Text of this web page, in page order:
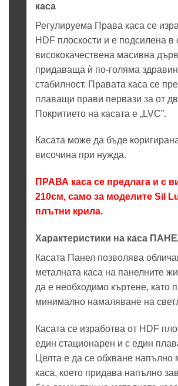
каса
Регулируема Права каса се
HDF плоскости и е подсилена в
висококачествена масивна
придаваща ѝ по-голяма
стабилност. Правата каса се
плаващи прави первази за от
Покритието на касата е „LVC”.
Касата може да бъде
височина при нужда.
ПРАВА каса се предлага и с
210см, само за моделите Sil
плътни крила.
Характеристики на каса
Касата Панел позволява
металната каса на панелните
да е необходимо къртене, като
минимално намаляване на
Касата се изработва от HDF
един стационарен и с един
Целта е да се обхване напълно
каса, което придава напълно